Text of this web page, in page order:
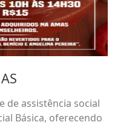
de assistência social
Básica, oferecendo